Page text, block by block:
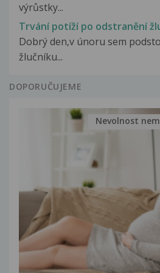
výrůstky...
Trvání potíží po odstranění
Dobrý den,v únoru sem
žlučníku...
DOPORUČUJEME
Nevolnost